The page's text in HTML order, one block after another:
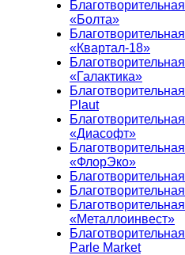
«Болта»
«Квартал-18»
«Галактика»
Plaut
«Диасофт»
«ФлорЭко»
«Металлоинвест»
Parle Market